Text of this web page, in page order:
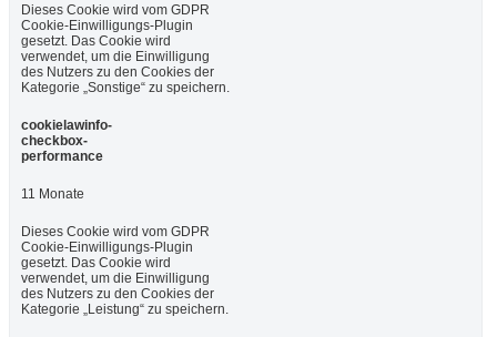
Dieses Cookie wird vom GDPR
Cookie-Einwilligungs-Plugin
gesetzt. Das Cookie wird
verwendet, um die Einwilligung
des Nutzers zu den Cookies der
Kategorie „Sonstige“ zu speichern.
cookielawinfo-
checkbox-
performance
11 Monate
Dieses Cookie wird vom GDPR
Cookie-Einwilligungs-Plugin
gesetzt. Das Cookie wird
verwendet, um die Einwilligung
des Nutzers zu den Cookies der
Kategorie „Leistung“ zu speichern.